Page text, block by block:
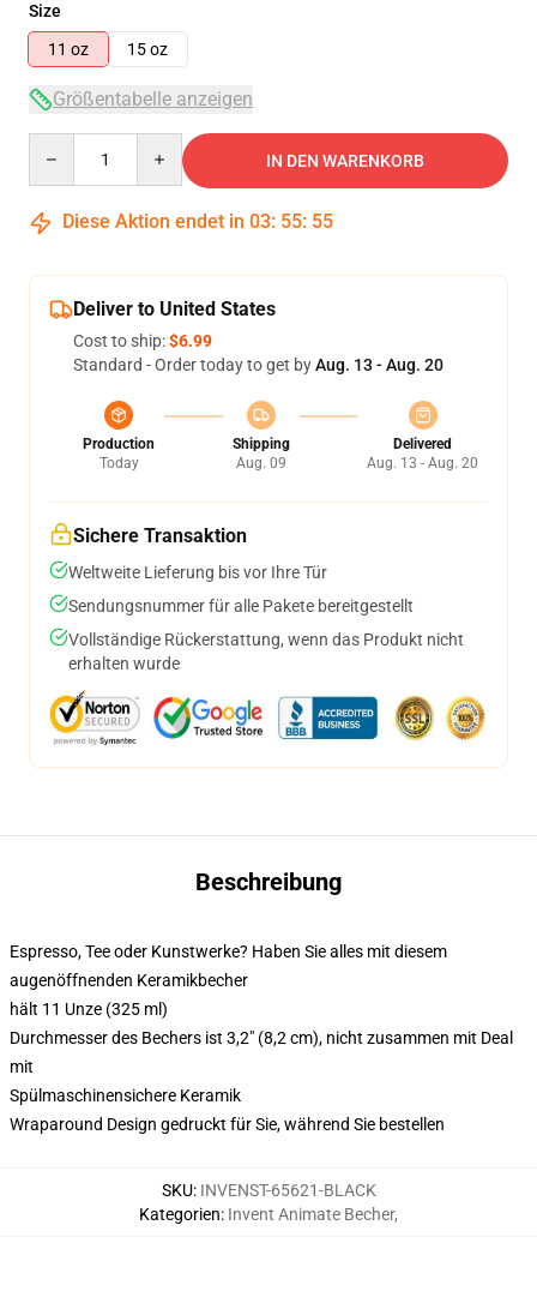
Size
11 oz
15 oz
Größentabelle anzeigen
IN DEN WARENKORB
Diese Aktion endet in 03: 55: 54
Deliver to United States
Cost to ship:$6.99
Standard - Order today to get byAug. 13 - Aug. 20
Production
Today
Shipping
Aug. 09
Delivered
Aug. 13 - Aug. 20
Sichere Transaktion
Weltweite Lieferung bis vor Ihre Tür
Sendungsnummer für alle Pakete bereitgestellt
Vollständige Rückerstattung, wenn das Produkt nicht
erhalten wurde
Beschreibung
Espresso, Tee oder Kunstwerke? Haben Sie alles mit diesem
augenöffnenden Keramikbecher
hält 11 Unze (325 ml)
Durchmesser des Bechers ist 3,2" (8,2 cm), nicht zusammen mit Deal
mit
Spülmaschinensichere Keramik
Wraparound Design gedruckt für Sie, während Sie bestellen
SKU: INVENST-65621-BLACK
Kategorien: Invent Animate Becher,